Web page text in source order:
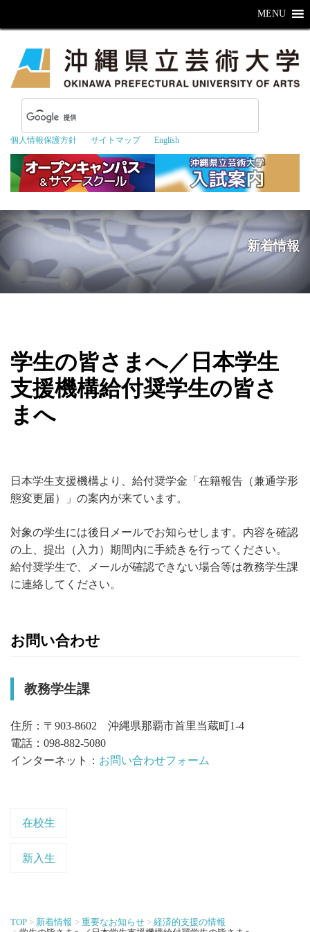
個人情報保護方針 サイトマップ English
MENU
新着情報
学生の皆さまへ／日本学生
支援機構給付奨学生の皆さ
まへ
日本学生支援機構より、給付奨学金「在籍報告（兼通学形
態変更届）」の案内が来ています。
対象の学生には後日メールでお知らせします。内容を確認
の上、提出（入力）期間内に手続きを行ってください。
給付奨学生で、メールが確認できない場合等は教務学生課
に連絡してください。
お問い合わせ
教務学生課
住所：〒903-8602 沖縄県那覇市首里当蔵町1-4
電話：098-882-5080
インターネット： お問い合わせフォーム
在校生
新入生
TOP 新着情報 重要なお知らせ
経済的支援の情報